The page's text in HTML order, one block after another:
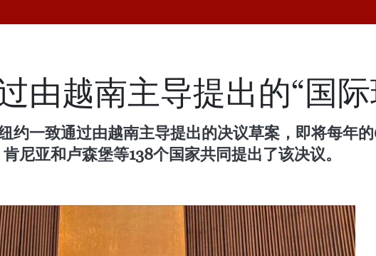
由越南主导提出的“国
约一致通过由越南主导提出的决议草案，即将每年
尼亚和卢森堡等138个国家共同提出了该决议。